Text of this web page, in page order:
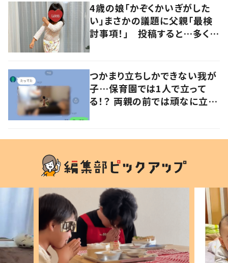
4歳の娘「かぞくかいぎがした
い」まさかの議題に父親「最検
討事項！」 投稿すると…多くの
つかまり立ちしかできない我が
子…保育園では1人で立って
る！？ 両親の前では頑なに立た